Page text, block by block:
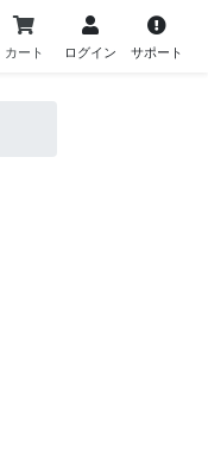
カート ログイン サポート